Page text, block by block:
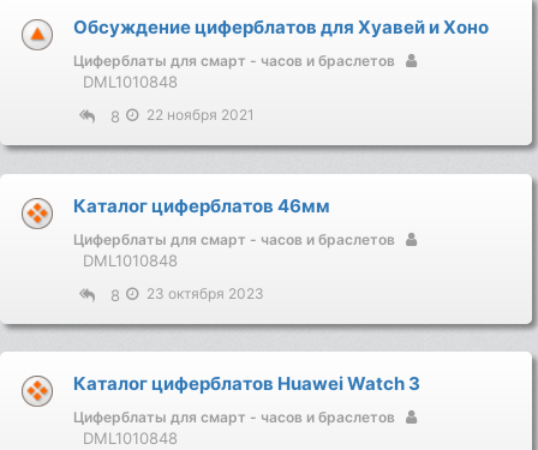
Обсуждение циферблатов для Хуавей и Хоно
Циферблаты для смарт - часов и браслетов
DML1010848
8
22 ноября 2021
Каталог циферблатов 46мм
Циферблаты для смарт - часов и браслетов
DML1010848
8
23 октября 2023
Каталог циферблатов Huawei Watch 3
Циферблаты для смарт - часов и браслетов
DML1010848